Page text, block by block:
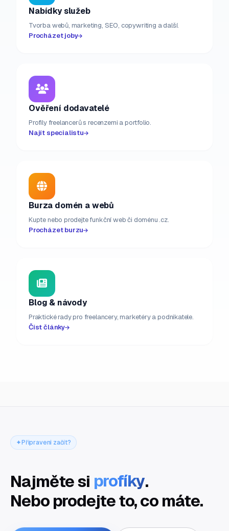
Nabídky služeb
Tvorba webů, marketing, SEO, copywriting a další.
Procházet joby
Ověření dodavatelé
Profily freelancerů s recenzemi a portfolio.
Najít specialistu
Burza domén a webů
Kupte nebo prodejte funkční web či doménu .cz.
Procházet burzu
Blog & návody
Praktické rady pro freelancery, marketéry a podnikatele.
Číst články
Připraveni začít?
Najměte si profíky.
Nebo prodejte to, co máte.